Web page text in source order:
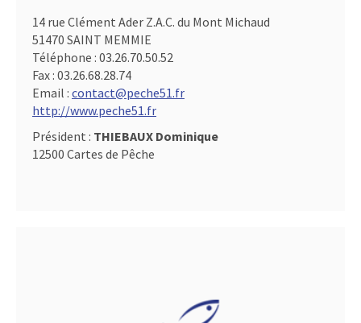
14 rue Clément Ader Z.A.C. du Mont Michaud
51470 SAINT MEMMIE
Téléphone : 03.26.70.50.52
Fax : 03.26.68.28.74
Email : contact@peche51.fr
http://www.peche51.fr
Président : THIEBAUX Dominique
12500 Cartes de Pêche